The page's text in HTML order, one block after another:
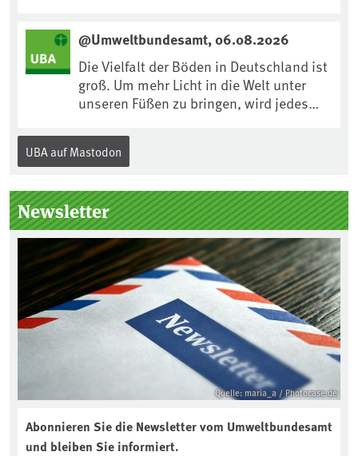
anpassen?🤔Antworten auf diese und
weitere Fragen auf unserer Webseite:
www.uba.de/trockenheit #Trockenheit
#Klimawandel
@Umweltbundesamt, 06.08.2026
Die Vielfalt der Böden in Deutschland ist
groß. Um mehr Licht in die Welt unter
unseren Füßen zu bringen, wird jedes
Internationalen Tag des Bodens, der
„Boden des Jahres“ vorgestellt. Das UBA
Kuratorium, wie wird der Boden des
Jahres ausgewählt und was passiert
eigentlich während eines solchen
Bodenjahres? Infos dazu gibt es im
aktuellen Podcast „Soilcast“. Jetzt
reinhören:
https://soilcast.de/interview/sc202-
interview-die-kuer-der-krume/
UBA auf Mastodon
Newsletter
Quelle: maria_a / Photocase.de
Abonnieren Sie die Newsletter vom Umweltbundesamt
und bleiben Sie informiert.